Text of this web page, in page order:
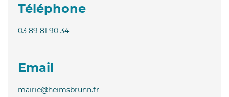
Téléphone
03 89 81 90 34
Email
mairie@heimsbrunn.fr